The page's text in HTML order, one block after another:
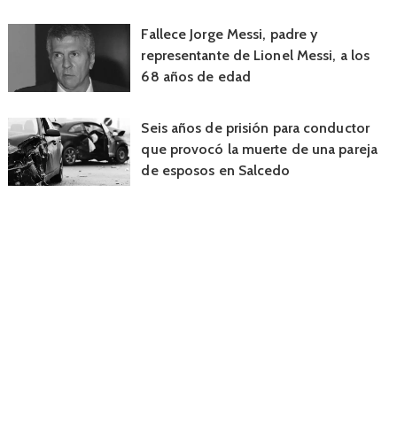
Fallece Jorge Messi, padre y
representante de Lionel Messi, a los
68 años de edad
Seis años de prisión para conductor
que provocó la muerte de una pareja
de esposos en Salcedo